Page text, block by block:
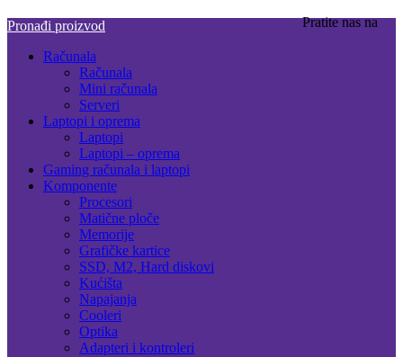
Pratite nas na
Pronađi proizvod
Računala
Računala
Mini računala
Serveri
Laptopi i oprema
Laptopi
Laptopi – oprema
Gaming računala i laptopi
Komponente
Procesori
Matične ploče
Memorije
Grafičke kartice
SSD, M2, Hard diskovi
Kućišta
Napajanja
Cooleri
Optika
Adapteri i kontroleri